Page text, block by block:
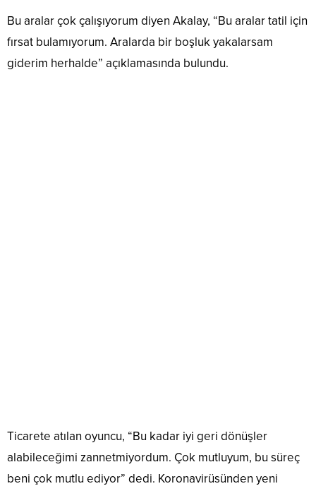
Bu aralar çok çalışıyorum diyen Akalay, “Bu aralar tatil için
fırsat bulamıyorum. Aralarda bir boşluk yakalarsam
giderim herhalde” açıklamasında bulundu.
Ticarete atılan oyuncu, “Bu kadar iyi geri dönüşler
alabileceğimi zannetmiyordum. Çok mutluyum, bu süreç
beni çok mutlu ediyor” dedi. Koronavirüsünden yeni